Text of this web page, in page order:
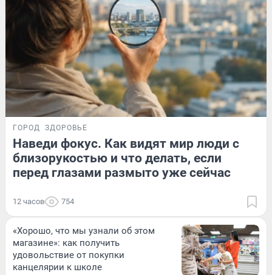
ГОРОД ЗДОРОВЬЕ
Наведи фокус. Как видят мир люди с
близорукостью и что делать, если
перед глазами размыто уже сейчас
12 часов 754
«Хорошо, что мы узнали об этом
магазине»: как получить
удовольствие от покупки
канцелярии к школе